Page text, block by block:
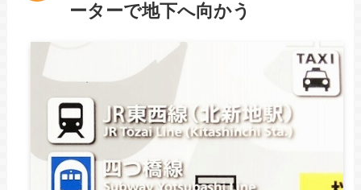
ーターで地下へ向かう